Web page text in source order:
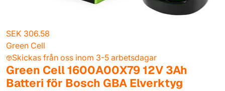
SEK 306.58
Green Cell
Skickas från oss inom 3-5 arbetsdagar
Green Cell 1600A00X79 12V 3Ah
Batteri för Bosch GBA Elverktyg